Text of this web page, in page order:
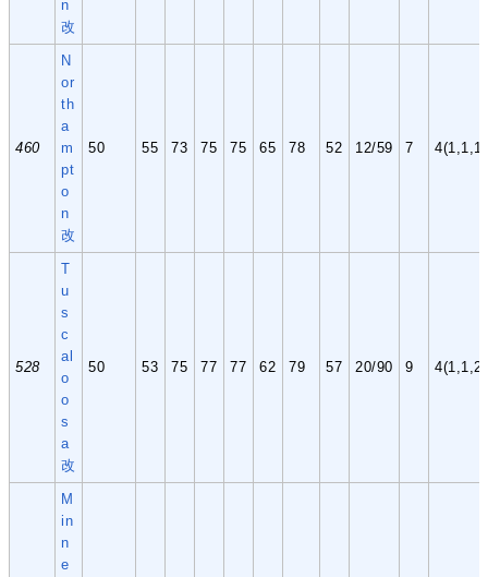
n
改
460
N
or
th
a
m
pt
o
n
改
50 55 73 75 75 65 78 52 12/59 7
528
T
u
s
c
al
o
o
s
a
改
50 53 75 77 77 62 79 57 20/90 9
M
in
n
e